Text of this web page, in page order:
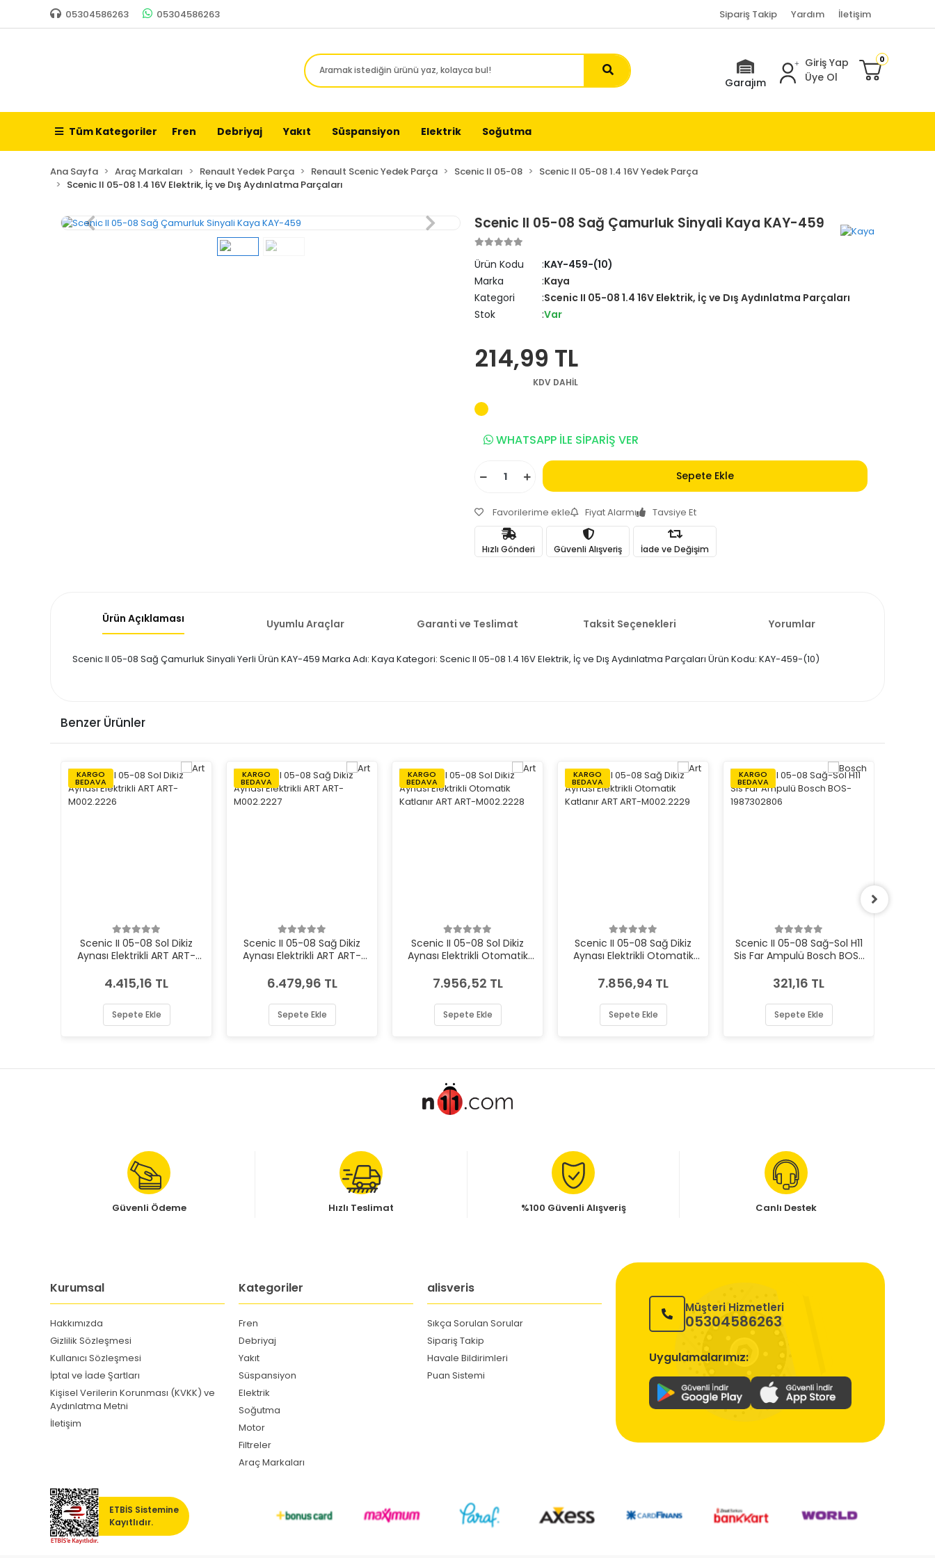
05304586263 05304586263 Sipariş Takip Yardım İletişim
Garajım
Giriş Yap
Üye Ol
0
Tüm Kategoriler Fren Debriyaj Yakıt Süspansiyon Elektrik Soğutma
Ana Sayfa Araç Markaları Renault Yedek Parça Renault Scenic Yedek Parça Scenic II 05-08
Scenic II 05-08 1.4 16V Yedek Parça
Scenic II 05-08 1.4 16V Elektrik, İç ve Dış Aydınlatma Parçaları
Scenic II 05-08 Sağ Çamurluk Sinyali Kaya KAY-459
Ürün Kodu
KAY-459-(10)
Marka
Kaya
Kategori
Scenic II 05-08 1.4 16V Elektrik, İç ve Dış Aydınlatma Parçaları
Stok
Var
214,99 TL
KDV DAHİL
WHATSAPP İLE SİPARİŞ VER
Sepete Ekle
Favorilerime ekle Fiyat Alarmı Tavsiye Et
Hızlı Gönderi Güvenli Alışveriş İade ve Değişim
Ürün Açıklaması Uyumlu Araçlar Garanti ve Teslimat Taksit Seçenekleri Yorumlar
Scenic II 05-08 Sağ Çamurluk Sinyali Yerli Ürün KAY-459 Marka Adı: Kaya Kategori: Scenic II 05-08 1.4 16V Elektrik, İç ve Dış Aydınlatma Parçaları Ürün Kodu: KAY-459-(10)
Benzer Ürünler
KARGO
BEDAVA
Scenic II 05-08 Sol Dikiz
Aynası Elektrikli ART ART-
4.415,16 TL
Sepete Ekle
KARGO
BEDAVA
Scenic II 05-08 Sağ Dikiz
Aynası Elektrikli ART ART-
6.479,96 TL
Sepete Ekle
KARGO
BEDAVA
Scenic II 05-08 Sol Dikiz
Aynası Elektrikli Otomatik
7.956,52 TL
Sepete Ekle
KARGO
BEDAVA
Scenic II 05-08 Sağ Dikiz
Aynası Elektrikli Otomatik
7.856,94 TL
Sepete Ekle
KARGO
BEDAVA
Scenic II 05-08 Sağ-Sol H11
Sis Far Ampulü Bosch BOS-
321,16 TL
Sepete Ekle
Güvenli Ödeme Hızlı Teslimat %100 Güvenli Alışveriş Canlı Destek
Kurumsal
Hakkımızda
Gizlilik Sözleşmesi
Kullanıcı Sözleşmesi
İptal ve İade Şartları
Kişisel Verilerin Korunması (KVKK) ve
Aydınlatma Metni
İletişim
Kategoriler
Fren
Debriyaj
Yakıt
Süspansiyon
Elektrik
Soğutma
Motor
Filtreler
Araç Markaları
alisveris
Sıkça Sorulan Sorular
Sipariş Takip
Havale Bildirimleri
Puan Sistemi
Müşteri Hizmetleri
05304586263
Uygulamalarımız:
ETBİS Sistemine
Kayıtlıdır.